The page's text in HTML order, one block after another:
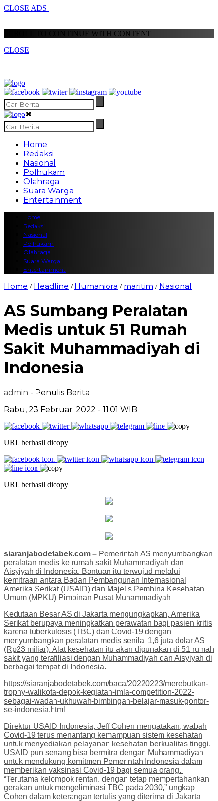
CLOSE ADS
SCROLL TO CONTINUE WITH CONTENT
CLOSE
✖
Home
Redaksi
Nasional
Polhukam
Olahraga
Suara Warga
Entertainment
Home
Redaksi
Nasional
Polhukam
Olahraga
Suara Warga
Entertainment
Home / Headline / Humaniora / maritim / Nasional
AS Sumbang Peralatan
Medis untuk 51 Rumah
Sakit Muhammadiyah di
Indonesia
admin - Penulis Berita
Rabu, 23 Februari 2022 - 11:01 WIB
URL berhasil dicopy
URL berhasil dicopy
siaranjabodetabek.com – Pemerintah AS menyumbangkan
peralatan medis ke rumah sakit Muhammadiyah dan
Aisyiyah di Indonesia. Bantuan itu terwujud melalui
kemitraan antara Badan Pembangunan Internasional
Amerika Serikat (USAID) dan Majelis Pembina Kesehatan
Umum (MPKU) Pimpinan Pusat Muhammadiyah
Kedutaan Besar AS di Jakarta mengungkapkan, Amerika
Serikat berupaya meningkatkan perawatan bagi pasien kritis
karena tuberkulosis (TBC) dan Covid-19 dengan
menyumbangkan peralatan medis senilai 1,6 juta dolar AS
(Rp23 miliar). Alat kesehatan itu akan digunakan di 51 rumah
sakit yang terafiliasi dengan Muhammadiyah dan Aisyiyah di
berbagai tempat di Indonesia.
https://siaranjabodetabek.com/baca/20220223/merebutkan-
trophy-walikota-depok-kegiatan-imla-competition-2022-
sebagai-wadah-ukhuwah-bimbingan-belajar-masuk-gontor-
se-indonesia.html
Direktur USAID Indonesia, Jeff Cohen mengatakan, wabah
Covid-19 terus menantang kemampuan sistem kesehatan
untuk menyediakan pelayanan kesehatan berkualitas tinggi.
USAID pun senang bisa bermitra dengan Muhammadiyah
untuk mendukung komitmen Pemerintah Indonesia dalam
memberikan vaksinasi Covid-19 bagi semua orang.
“Terutama kelompok rentan, dengan tetap mempertahankan
gerakan untuk mengeliminasi TBC pada 2030,” ungkap
Cohen dalam keterangan tertulis yang diterima di Jakarta